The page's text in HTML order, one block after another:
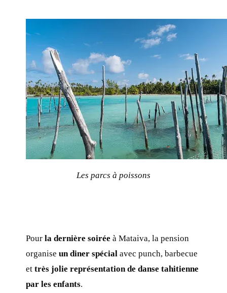
Les parcs à poissons
Pourla dernière soirée à Mataiva, la pension
organiseun diner spécial avec punch, barbecue
ettrès jolie représentation de danse tahitienne
par les enfants.